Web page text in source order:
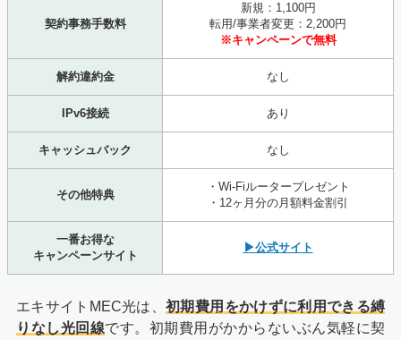
契約事務手数料
新規：1,100円
転用/事業者変更：2,200円
※キャンペーンで無料
解約違約金 なし
IPv6接続 あり
キャッシュバック なし
その他特典
・Wi-Fiルータープレゼント
・12ヶ月分の月額料金割引
一番お得な
キャンペーンサイト
▶公式サイト
エキサイトMEC光は、初期費用をかけずに利用できる縛
りなし光回線です。初期費用がかからないぶん気軽に契